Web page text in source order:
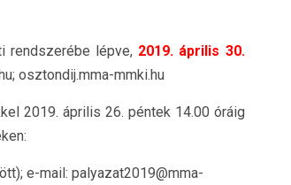
rendszerébe lépve, 2019. április 30.
osztondij.mma-mmki.hu
2019. április 26. péntek 14.00 óráig
e-mail: palyazat2019@mma-